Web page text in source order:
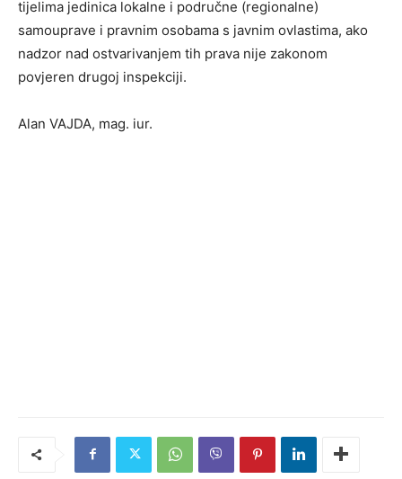
tijelima jedinica lokalne i područne (regionalne)
samouprave i pravnim osobama s javnim ovlastima, ako
nadzor nad ostvarivanjem tih prava nije zakonom
povjeren drugoj inspekciji.
Alan VAJDA, mag. iur.